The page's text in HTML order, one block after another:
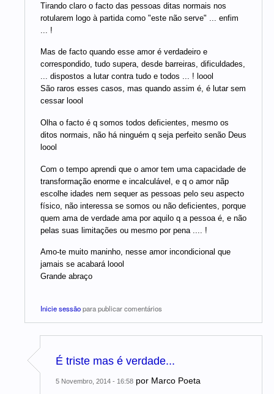
Tirando claro o facto das pessoas ditas normais nos
rotularem logo à partida como "este não serve" ... enfim
... !
Mas de facto quando esse amor é verdadeiro e
correspondido, tudo supera, desde barreiras, dificuldades,
... dispostos a lutar contra tudo e todos ... ! loool
São raros esses casos, mas quando assim é, é lutar sem
cessar loool
Olha o facto é q somos todos deficientes, mesmo os
ditos normais, não há ninguém q seja perfeito senão Deus
loool
Com o tempo aprendi que o amor tem uma capacidade de
transformação enorme e incalculável, e q o amor nãp
escolhe idades nem sequer as pessoas pelo seu aspecto
físico, não interessa se somos ou não deficientes, porque
quem ama de verdade ama por aquilo q a pessoa é, e não
pelas suas limitações ou mesmo por pena .... !
Amo-te muito maninho, nesse amor incondicional que
jamais se acabará loool
Grande abraço
Inicie sessãopara publicar comentários
É triste mas é verdade...
5 Novembro, 2014 - 16:58 por Marco Poeta